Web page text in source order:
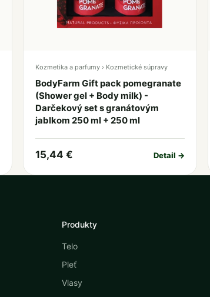
Kozmetika a parfumy › Kozmetické súpravy
BodyFarm Gift pack pomegranate
(Shower gel + Body milk) -
Darčekový set s granátovým
jablkom 250 ml + 250 ml
15,44 € Detail →
Produkty
Telo
Pleť
Vlasy